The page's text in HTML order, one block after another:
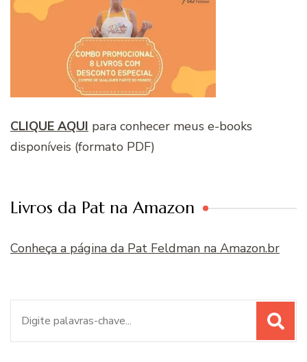
CLIQUE AQUI para conhecer meus e-books
disponíveis (formato PDF)
Livros da Pat na Amazon
Conheça a página da Pat Feldman na Amazon.br